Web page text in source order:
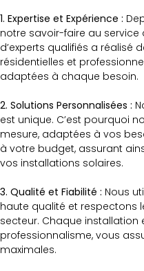
1. Expertise et Expérience :
notre savoir-faire au service
d’experts qualifiés a réalisé
résidentielles et
adaptées à chaque besoin.
2. Solutions Personnalisées :
est unique. C’est pourquoi
mesure, adaptées à vos
à votre budget, assurant
vos installations solaires.
3. Qualité et Fiabilité : Nous
haute qualité et respectons
secteur. Chaque installation
professionnalisme, vous
maximales.